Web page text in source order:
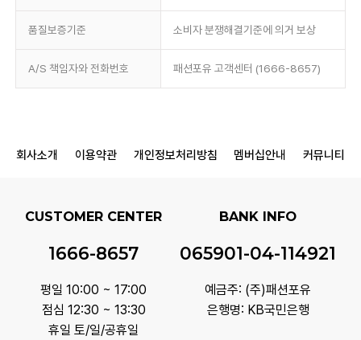
품질보증기준 소비자 분쟁해결기준에 의거 보상
A/S 책임자와 전화번호 패션포유 고객센터 (1666-8657)
회사소개 이용약관 개인정보처리방침 멤버십안내 커뮤니티
CUSTOMER CENTER
1666-8657
평일 10:00 ~ 17:00
점심 12:30 ~ 13:30
휴일 토/일/공휴일
BANK INFO
065901-04-114921
예금주: (주)패션포유
은행명: KB국민은행